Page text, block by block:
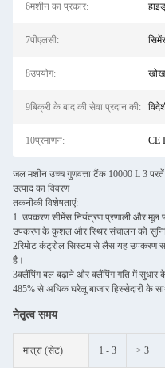
6मशीन का प्रकार:
7पीएलसी:
8उपयोग:
9बिक्री के बाद की सेवा प्रदान की:
10प्रमाणन: CE
जल मशीन उच्च गुणवत्ता टैंक 10000 L 3
उत्पाद का विवरण
तकनीकी विशेषताएं:
1. उपकरण सीमेंस नियंत्रण प्रणाली और मूल
उपकरण के कुशल और स्थिर संचालन को
2रिमोट कंट्रोल सिस्टम से लैस यह
है।
3क्लैंपिंग बल बढ़ाने और क्लैंपिंग गति में सुधार
485% से अधिक घरेलू बाजार हिस्सेदारी के
नेतृत्व समय
मात्रा (सेट) 1 - 3 > 3